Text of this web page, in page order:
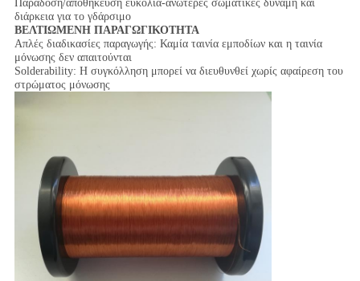
Παράδοση/αποθήκευση ευκολία-ανώτερες σωματικές δύναμη και
διάρκεια για το γδάρσιμο
ΒΕΛΤΙΩΜΕΝΗ ΠΑΡΑΓΩΓΙΚΟΤΗΤΑ
Απλές διαδικασίες παραγωγής: Καμία ταινία εμποδίων και η ταινία
μόνωσης δεν απαιτούνται
Solderability: Η συγκόλληση μπορεί να διευθυνθεί χωρίς αφαίρεση του
στρώματος μόνωσης